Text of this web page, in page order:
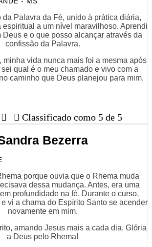
da Palavra da Fé, unido à prática diária,
a um nível maravilhoso. Aprendi
Deus e o que posso alcançar através da
confissão da Palavra.
minha vida nunca mais foi a mesma após
qual é o meu chamado e vivo com a
caminho que Deus planejou para mim.
  Classificado como 5 de 5
Bezerra
porque ouvia que o Rhema muda
dessa mudança. Antes, era uma
profundidade na fé. Durante o curso,
vi a chama do Espírito Santo se acender
novamente em mim.
amando Jesus mais a cada dia. Glória
a Deus pelo Rhema!